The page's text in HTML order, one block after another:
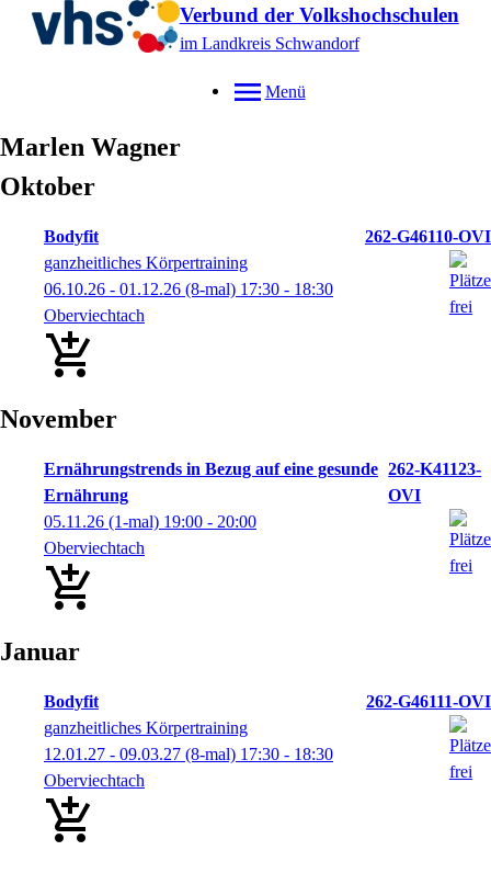
Verbund der Volkshochschulen
im Landkreis Schwandorf
Menü
Marlen Wagner
Oktober
Bodyfit
262-G46110-OVI
ganzheitliches Körpertraining
06.10.26 - 01.12.26 (8-mal) 17:30 - 18:30
Oberviechtach
November
Ernährungstrends in Bezug auf eine gesunde
Ernährung
262-K41123-
OVI
05.11.26 (1-mal) 19:00 - 20:00
Oberviechtach
Januar
Bodyfit
262-G46111-OVI
ganzheitliches Körpertraining
12.01.27 - 09.03.27 (8-mal) 17:30 - 18:30
Oberviechtach